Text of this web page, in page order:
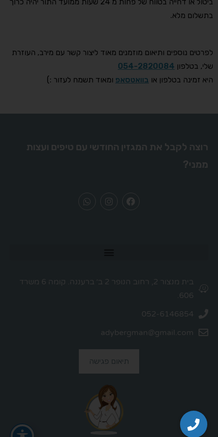
בתשלום מלא.
לפרטים נוספים ותיאום מוזמנים מאוד ליצור קשר עם מירב, העוזרת
שלי, בטלפון 054-2820084
היא זמינה בטלפון או בוואטסאפ ומאוד תשמח לעזור :)
רוצה לקבל את המגזין החודשי עם טיפים ועצות
ממני?
בית מנצור 2, רחוב הנופר 2 ב׳ ברעננה. קומה 6 משרד
606.
052-6146854
adybergman@gmail.com
תיאום פגישה